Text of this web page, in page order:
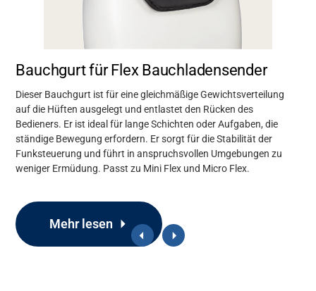
Bauchgurt für Flex Bauchladensender
Dieser Bauchgurt ist für eine gleichmäßige Gewichtsverteilung
auf die Hüften ausgelegt und entlastet den Rücken des
Bedieners. Er ist ideal für lange Schichten oder Aufgaben, die
ständige Bewegung erfordern. Er sorgt für die Stabilität der
Funksteuerung und führt in anspruchsvollen Umgebungen zu
weniger Ermüdung. Passt zu Mini Flex und Micro Flex.
Mehr lesen